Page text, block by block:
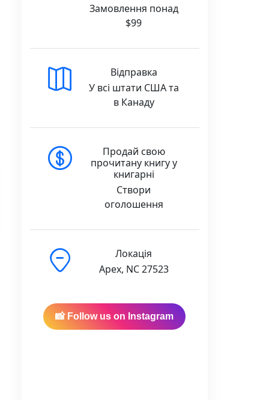
Асєєв - Видавництво Старого Лева quantity
Замовлення понад
$99
Відправка
У всі штати США та
в Канаду
Продай свою
прочитану книгу у
книгарні
Створи
оголошення
Локація
Apex, NC 27523
📸 Follow us on Instagram